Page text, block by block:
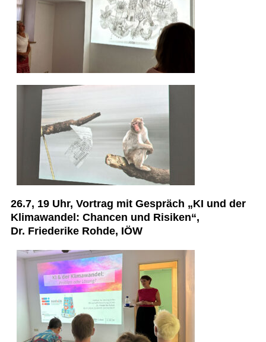
26.7, 19 Uhr, Vortrag mit Gespräch „KI und der
Klimawandel: Chancen und Risiken“,
Dr. Friederike Rohde, IÖW